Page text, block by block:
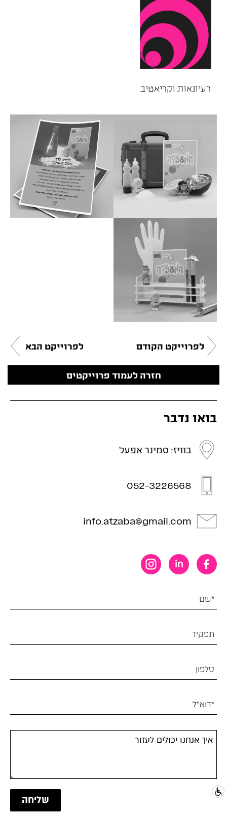
רעיונאות וקריאטיב
לפרוייקט הקודם
חזרה לעמוד פרוייקטים
לפרוייקט הבא
בואו נדבר
בוויז: סמינר אפעל
052-3226568
info.atzaba@gmail.com